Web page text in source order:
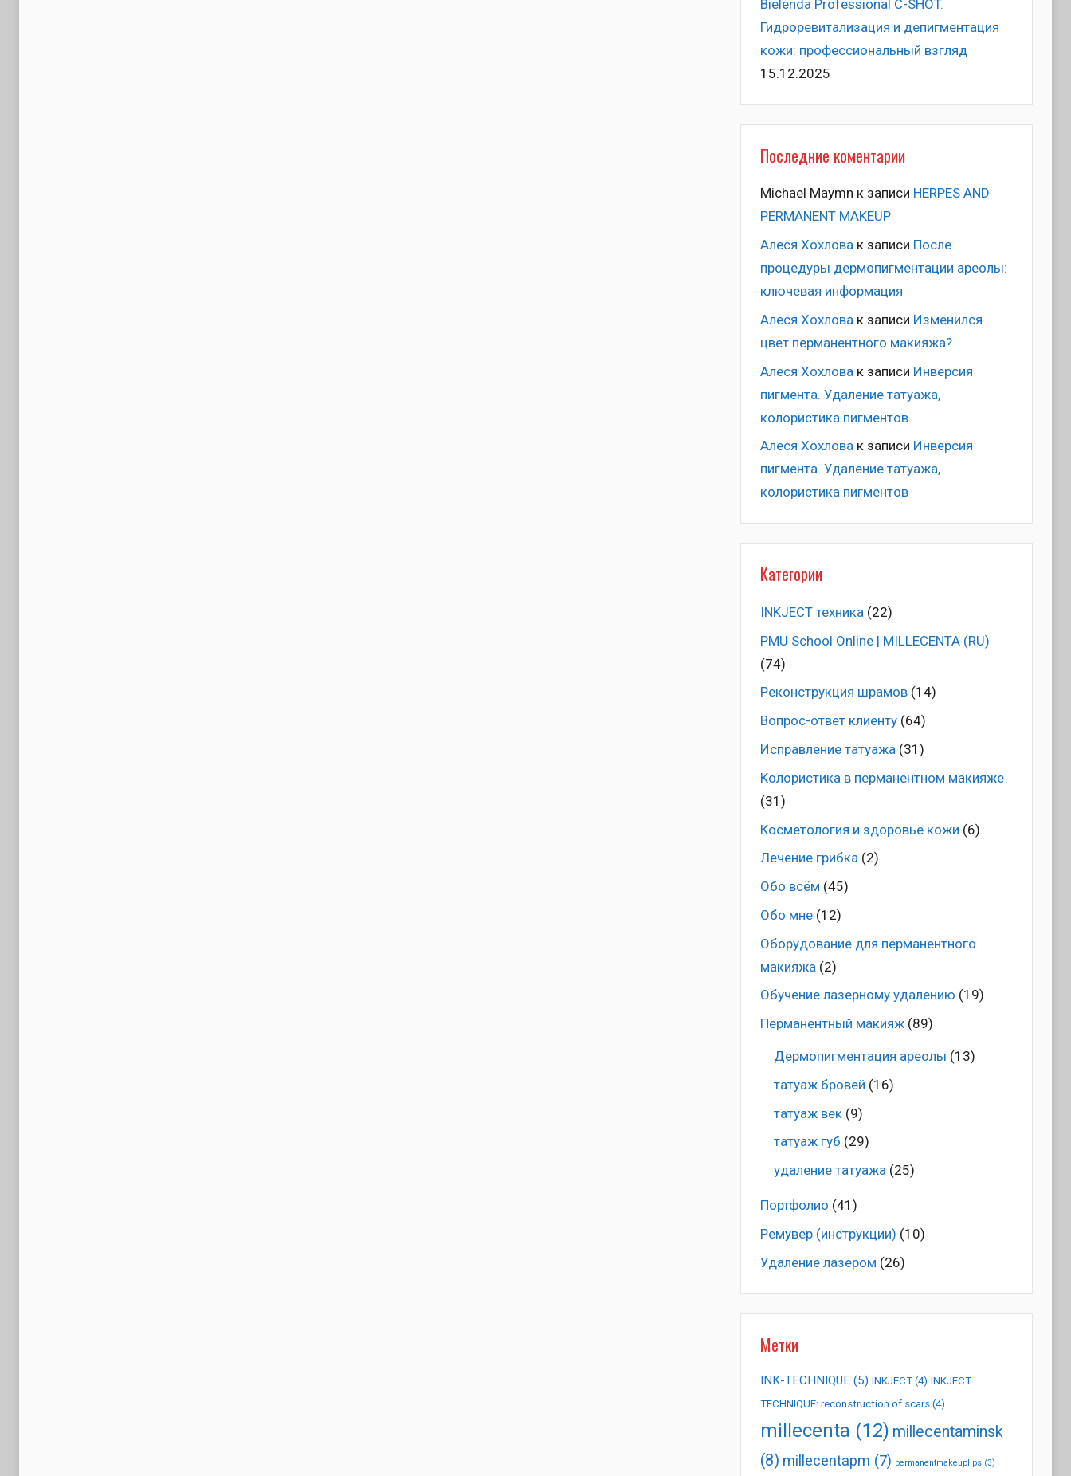
Bielenda Professional C-SHOT.
Гидроревитализация и депигментация
кожи: профессиональный взгляд
15.12.2025
Последние коментарии
Michael Maymn к записи HERPES AND
PERMANENT MAKEUP
Алеся Хохловак записи После
процедуры дермопигментации ареолы:
ключевая информация
Алеся Хохлова к записи Изменился
цвет перманентного макияжа?
Алеся Хохлова к записи Инверсия
пигмента. Удаление татуажа,
колористика пигментов
Алеся Хохловак записи Инверсия
пигмента. Удаление татуажа,
колористика пигментов
Категории
INKJECT техника (22)
PMU School Online | MILLECENTA (RU)
(74)
Pеконструкция шрамов(14)
Вопрос-ответ клиенту(64)
Исправление татуажа (31)
Колористика в перманентном макияже
(31)
Косметология и здоровье кожи (6)
Лечение грибка(2)
Обо всём (45)
Обо мне(12)
Оборудование для перманентного
макияжа (2)
Обучение лазерному удалению (19)
Перманентный макияж(89)
Дермопигментация ареолы (13)
татуаж бровей (16)
татуаж век(9)
татуаж губ (29)
удаление татуажа(25)
Портфолио (41)
Ремувер (инструкции) (10)
Удаление лазером (26)
Метки
INK-TECHNIQUE(5) INKJECT(4) INKJECT
TECHNIQUE: reconstruction of scars(4)
millecenta (12) millecentaminsk
(8) millecentapm (7) permanentmakeuplips(3)